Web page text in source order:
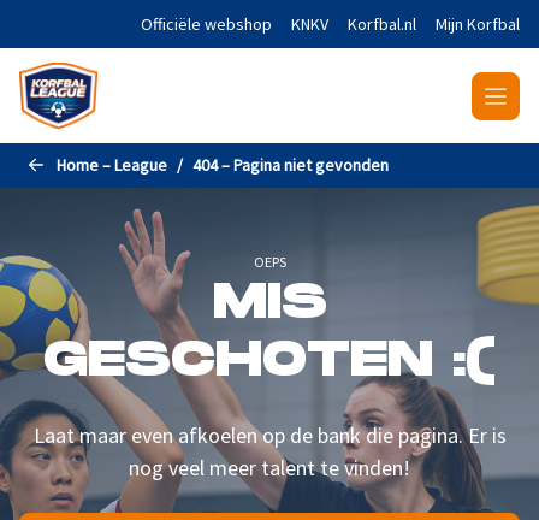
Naar de hoofdinhoud gaanOfficiële webshop KNKV Korfbal.nl Mijn Korfbal
Home – League 404 – Pagina niet gevonden
OEPS
MIS
GESCHOTEN :(
Laat maar even afkoelen op de bank die pagina. Er is
nog veel meer talent te vinden!